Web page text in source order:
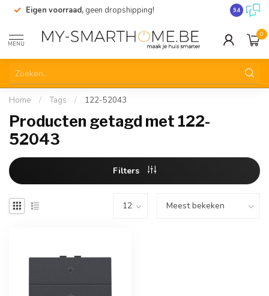
Eigen voorraad, geen dropshipping! 9.4
MENU
0
Home / Tags / 122-52043
Producten getagd met 122-
52043
Filters